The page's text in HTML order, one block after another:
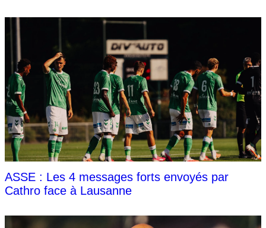
ASSE : Les 4 messages forts envoyés par
Cathro face à Lausanne